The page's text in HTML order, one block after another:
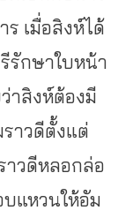
เมื่อสิงห์ได้
รักษาใบหน้า
าสิงห์ต้องมี
าวดีตั้งแต่
าวดีหลอกล่อ
แหวนให้อัม